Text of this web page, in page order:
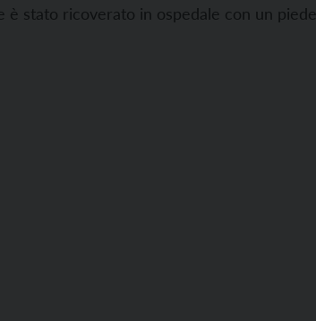
è stato ricoverato in ospedale con un piede